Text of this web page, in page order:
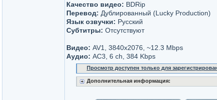
Качество видео: BDRip
Перевод: Дублированный (Lucky Production)
Язык озвучки: Русский
Субтитры: Отсутствуют
Видео: AV1, 3840x2076, ~12.3 Mbps
Аудио: AC3, 6 ch, 384 Kbps
Просмотр доступен только для
Дополнительная информация: